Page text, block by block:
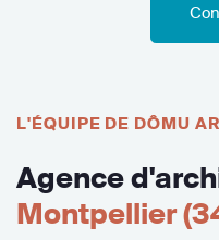
L'ÉQUIPE DE DÔMU
Agence
Montpellier